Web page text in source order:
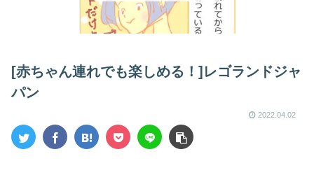
[赤ちゃん連れでも楽しめる！]レゴランドジャ
パン
2022.04.02